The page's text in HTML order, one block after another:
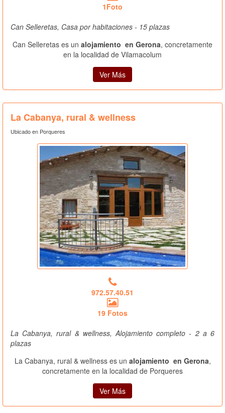
1Foto
Can Selleretas, Casa por habitaciones - 15 plazas
Can Selleretas es un alojamiento en Gerona, concretamente
en la localidad de Vilamacolum
Ver Más
La Cabanya, rural & wellness
Ubicado en Porqueres
972.57.40.51
19 Fotos
La Cabanya, rural & wellness, Alojamiento completo - 2 a 6
plazas
La Cabanya, rural & wellness es un alojamiento en Gerona,
concretamente en la localidad de Porqueres
Ver Más